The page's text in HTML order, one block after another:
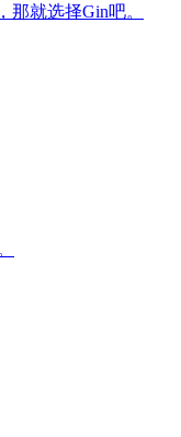
那就选择Gin吧。